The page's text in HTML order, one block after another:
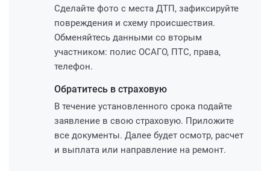
Сделайте фото с места ДТП, зафиксируйте
повреждения и схему происшествия.
Обменяйтесь данными со вторым
участником: полис ОСАГО, ПТС, права,
телефон.
Обратитесь в страховую
В течение установленного срока подайте
заявление в свою страховую. Приложите
все документы. Далее будет осмотр, расчет
и выплата или направление на ремонт.